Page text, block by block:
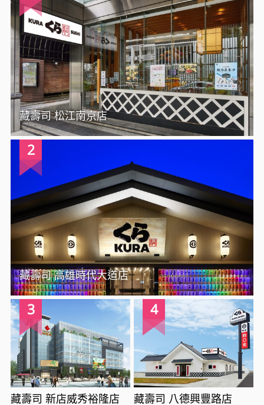
藏壽司 松江南京店
2
藏壽司 高雄時代大道店
3
藏壽司 新店威秀裕隆店
4
藏壽司 八德興豐路店